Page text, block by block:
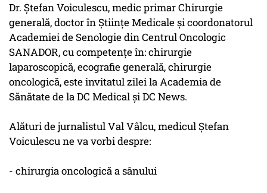
Dr. Ștefan Voiculescu, medic primar Chirurgie
generală, doctor în Științe Medicale și coordonatorul
Academiei de Senologie din Centrul Oncologic
SANADOR, cu competențe în: chirurgie
laparoscopică, ecografie generală, chirurgie
oncologică, este invitatul zilei laAcademia de
Sănătatede la DC Medical și DC News.
Alături de jurnalistul Val Vâlcu, medicul Ștefan
Voiculescu ne va vorbi despre:
- chirurgia oncologică a sânului